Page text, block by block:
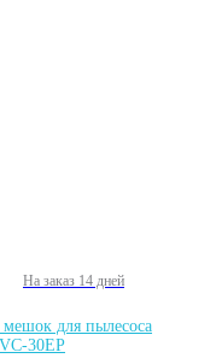
На заказ 14 дней
для пылесоса
30EP